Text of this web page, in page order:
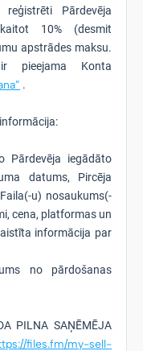
Pārdevēja
10% (desmit
apstrādes maksu.
pieejama Konta
.
Pārdevēja iegādāto
datums, Pircēja
u) nosaukums(-
cena, platformas un
informācija par
no pārdošanas
PILNA SAŅĒMĒJA
files.fm/my-sell-